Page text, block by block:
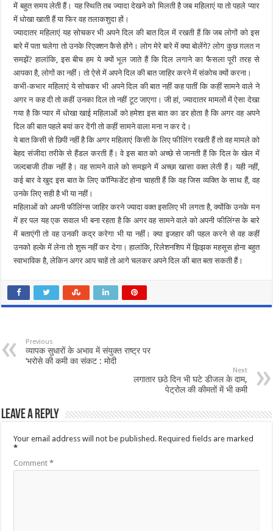
में बहुत समय लेती हैं। यह स्थिति तब ज्यादा देखने को मिलती है जब महिलाएं या तो पहले प्यार
में धोखा खाती हैं या फिर वह तलाकशुदा हों।
ज्यादातर महिलाएं यह सोचकर भी अपने दिल की बात दिल में रखती हैं कि जब लोगों को इस
बारे में पता चलेगा तो उनके रिएक्शन कैसे होंगे। लोग मेरे बारे में क्या बोलेंगे? लोग कुछ ग़लत न
समझें? हालांकि, इस बीच हम ये क्यों भूल जाते हैं कि दिल लगाने का फैसला पूरी तरह से
आपका है, लोगों का नहीं। तो ऐसे में अपने दिल की बात जाहिर करने में संकोच क्यों करना।
कभी-कभार महिलाएं ये सोचकर भी अपने दिल की बात नहीं कह पातीं कि कहीं सामने वाले ने
अगर न कह दी तो कहीं उनका दिल तो नहीं टूट जाएगा। जी हां, ज्यादातर मामलों में ऐसा देखा
गया है कि प्यार में धोखा खाई महिलाओं को हमेशा इस बात का डर होता है कि अगर वह अपने
दिल की बात पहले बयां कर देंगी तो कहीं सामने वाला मना न कर दे।
ये बात किसी से छिपी नहीं है कि अगर महिलाएं किसी के लिए फीलिंग रखती हैं तो वह मामले को
बेहद संजीदा तरीके से हैंडल करती हैं। वे इस बात को अच्छे से जानती हैं कि दिल के खेल में
जल्दबाजी ठीक नहीं है। वह सामने वाले को समझने में अच्छा खासा वक्त लेती हैं। यही नहीं,
कई बार वे खुद इस बात के लिए कॉन्फिडेंट होना चाहती हैं कि वह जिस व्यक्ति के साथ हैं, वह
उनके लिए सही है भी या नहीं।
महिलाओं को अपनी फीलिंग्स जाहिर करने ज्यादा वक्त इसलिए भी लगता है, क्योंकि उनके मन
में हर पल यह एक सवाल भी बना रहता है कि अगर वह सामने वाले को अपनी फीलिंग्स के बारे
में बताएंगी तो वह उनकी कद्र करेगा भी या नहीं। क्या इजहार की पहल करने से वह कहीं
उनको हल्के में लेना तो शुरू नहीं कर देगा। हालांकि, रिलेशनशिप में झिझक महसूस होना बहुत
स्वाभाविक है, लेकिन अगर आप चाहें तो आगे चलकर अपने दिल की बात बता सकती हैं।
Previous
व्यापक सुधारों के अभाव में संयुक्त राष्ट्र पर
‘भरोसे की कमी का संकट : मोदी
Next
लगातार छठे दिन भी घटे डीजल के दाम,
पेट्रोल की कीमतों में भी कमी
Leave a Reply
Your email address will not be published. Required fields are marked
*
Comment*